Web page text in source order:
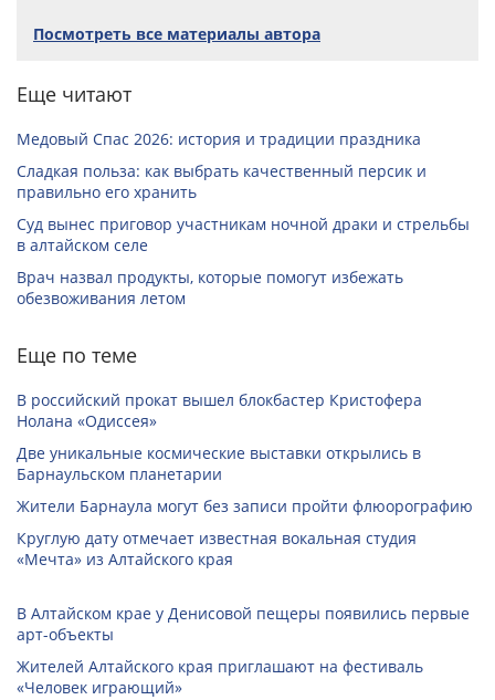
Посмотреть все материалы автора
Еще читают
Медовый Спас 2026: история и традиции праздника
Сладкая польза: как выбрать качественный персик и
правильно его хранить
Суд вынес приговор участникам ночной драки и стрельбы
в алтайском селе
Врач назвал продукты, которые помогут избежать
обезвоживания летом
Еще по теме
В российский прокат вышел блокбастер Кристофера
Нолана «Одиссея»
Две уникальные космические выставки открылись в
Барнаульском планетарии
Жители Барнаула могут без записи пройти флюорографию
Круглую дату отмечает известная вокальная студия
«Мечта» из Алтайского края
В Алтайском крае у Денисовой пещеры появились первые
арт-объекты
Жителей Алтайского края приглашают на фестиваль
«Человек играющий»